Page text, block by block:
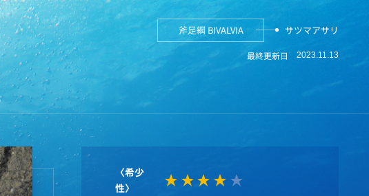
斧足綱 BIVALVIA サツマアサリ
最終更新日 2023.11.13
〈希少
性〉